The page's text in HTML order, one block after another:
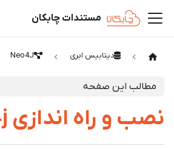
مستندات چابکان
دیتابیس ابری Neo4J
مطالب این صفحه
نصب و راه اندازی Neo4j